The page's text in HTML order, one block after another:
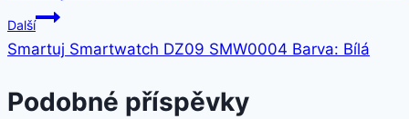
příspěvek
Další
Smartuj Smartwatch DZ09 SMW0004 Barva: Bílá
Podobné příspěvky